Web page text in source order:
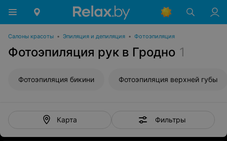
Салоны красоты • Эпиляция и депиляция • Фотоэпиляция
Фотоэпиляция рук в Гродно 1
Фотоэпиляция бикини Фотоэпиляция верхней губы
Карта Фильтры